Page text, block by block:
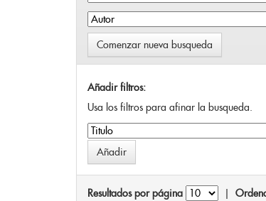
Comenzar nueva busqueda
Añadir filtros:
Usa los filtros para afinar la busqueda.
Resultados por página